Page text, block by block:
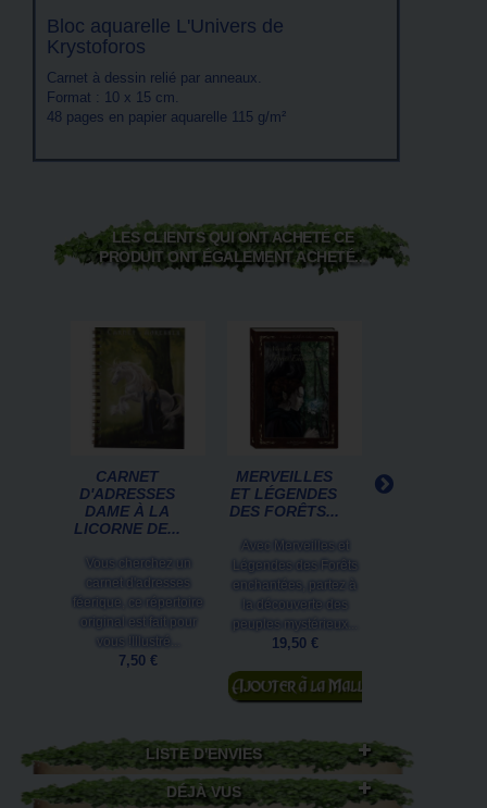
Bloc aquarelle L'Univers de
Krystoforos
Carnet à dessin relié par anneaux.
Format : 10 x 15 cm.
48 pages en papier aquarelle 115 g/m²
LES CLIENTS QUI ONT ACHETÉ CE
PRODUIT ONT ÉGALEMENT ACHETÉ...
CARNET
D'ADRESSES
DAME À LA
LICORNE DE...
Vous cherchez un
carnet d'adresses
féerique, ce répertoire
original est fait pour
vous !Illustré...
7,50 €
MERVEILLES
ET LÉGENDES
DES FORÊTS...
Avec Merveilles et
Légendes des Forêts
enchantées, partez à
la découverte des
peuples mystérieux...
19,50 €
Ajouter au
panier
ET
LISTE D'ENVIES
DÉJÀ VUS